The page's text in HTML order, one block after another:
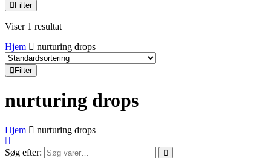
Filter
Viser 1 resultat
Hjem
nurturing drops
Filter
nurturing drops
Hjem nurturing drops
Søg efter: